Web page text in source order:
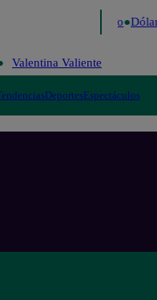
Dólar
Valentina Valiente
DeportesEspectáculos